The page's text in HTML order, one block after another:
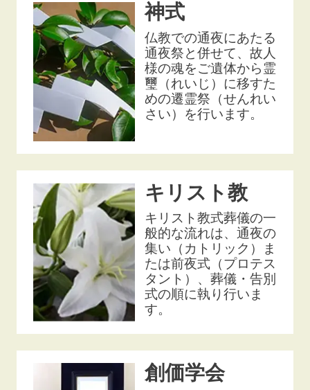
神式
仏教での通夜にあたる
通夜祭と併せて、故人
様の魂をご遺体から霊
璽（れいじ）に移すた
めの遷霊祭（せんれい
さい）を行います。
キリスト教
キリスト教式葬儀の一
般的な流れは、通夜の
集い（カトリック）ま
たは前夜式（プロテス
タント）、葬儀・告別
式の順に執り行いま
す。
創価学会